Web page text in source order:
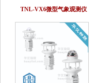
TNL-VX6微型气象观测仪